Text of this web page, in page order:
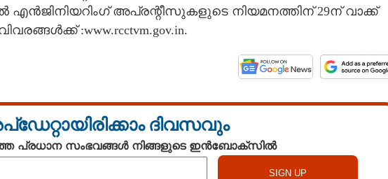
അപ്രന്റീസുകളുടെ നിയമനത്തിന് 29ന് വാക്ക്
:www.rcctvm.gov.in.
ദിവസവും
പ്രധാന സംഭവങ്ങൾ നിങ്ങളുടെ ഇൻബോക്സിൽ